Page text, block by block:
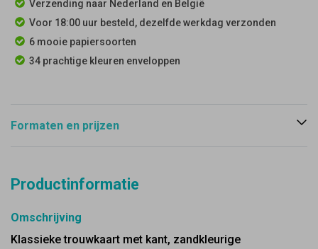
Verzending naar Nederland en België
Voor 18:00 uur besteld, dezelfde werkdag verzonden
6 mooie papiersoorten
34 prachtige kleuren enveloppen
Formaten en prijzen
Productinformatie
Omschrijving
Klassieke trouwkaart met kant, zandkleurige